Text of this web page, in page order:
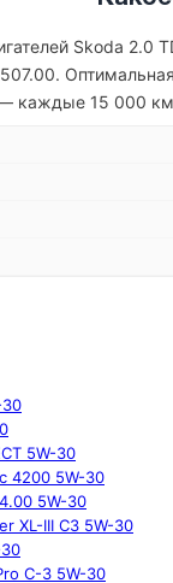
Skoda 2.0
каждые 15 000 км
30
5W-30
4200 5W-30
5W-30
XL-III C3 5W-30
C-3 5W-30